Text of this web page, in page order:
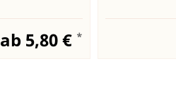
ab 5,80 € *